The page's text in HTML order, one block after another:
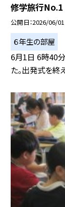
修学旅行No.1
公開日 2026/06/01
６年生の部屋
6月1日 6時40
た。出発式を終